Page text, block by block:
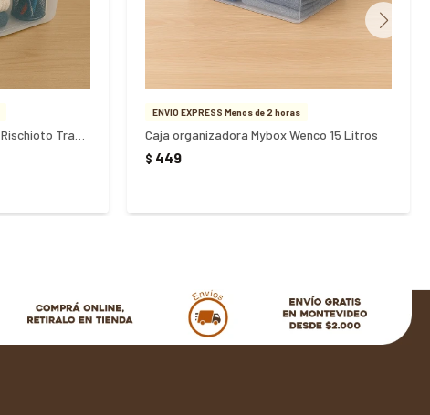
ENVÍO EXPRESS Menos de 2 horas
Caja organizadora Mybox Wenco 15 Litros
$ 449